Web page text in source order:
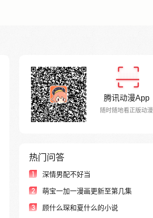
腾讯动漫App
随时随地看正版动漫
热门问答
1 深情男配不好当
2 萌宝一加一漫画更新至第几集
3 顾什么琛和夏什么的小说